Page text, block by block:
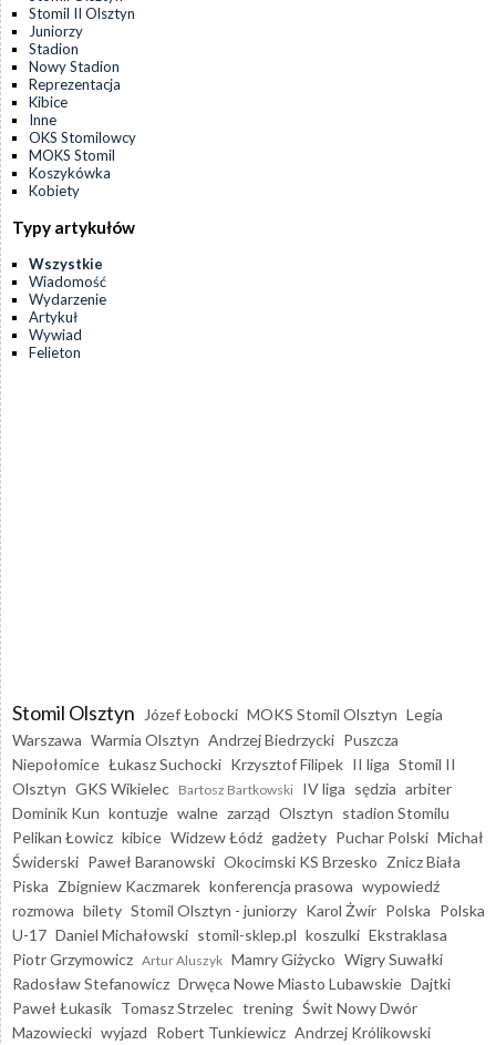
Stomil II Olsztyn
Juniorzy
Stadion
Nowy Stadion
Reprezentacja
Kibice
Inne
OKS Stomilowcy
MOKS Stomil
Koszykówka
Kobiety
Typy artykułów
Wszystkie
Wiadomość
Wydarzenie
Artykuł
Wywiad
Felieton
Stomil Olsztyn Józef Łobocki MOKS Stomil Olsztyn Legia
Warszawa Warmia Olsztyn Andrzej Biedrzycki Puszcza
Niepołomice Łukasz Suchocki Krzysztof Filipek II liga Stomil II
Olsztyn GKS Wikielec Bartosz Bartkowski IV liga sędzia arbiter
Dominik Kun kontuzje walne zarząd Olsztyn stadion Stomilu
Pelikan Łowicz kibice Widzew Łódź gadżety Puchar Polski Michał
Świderski Paweł Baranowski Okocimski KS Brzesko Znicz Biała
Piska Zbigniew Kaczmarek konferencja prasowa wypowiedź
rozmowa bilety Stomil Olsztyn - juniorzy Karol Żwir Polska Polska
U-17 Daniel Michałowski stomil-sklep.pl koszulki Ekstraklasa
Piotr Grzymowicz Artur Aluszyk Mamry Giżycko Wigry Suwałki
Radosław Stefanowicz Drwęca Nowe Miasto Lubawskie Dajtki
Paweł Łukasik Tomasz Strzelec trening Świt Nowy Dwór
Mazowiecki wyjazd Robert Tunkiewicz Andrzej Królikowski